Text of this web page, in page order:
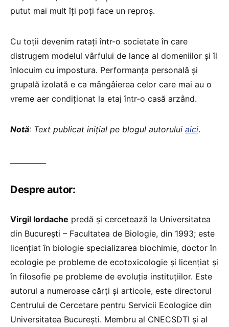
putut mai mult îți poți face un reproș.
Cu toții devenim ratați într-o societate în care
distrugem modelul vârfului de lance al domeniilor și îl
înlocuim cu impostura. Performanța personală și
grupală izolată e ca mângâierea celor care mai au o
vreme aer condiționat la etaj într-o casă arzând.
Notă: Text publicat inițial pe blogul autorului aici.
Despre autor:
Virgil Iordache predă și cercetează la Universitatea
din București – Facultatea de Biologie, din 1993; este
licențiat în biologie specializarea biochimie, doctor în
ecologie pe probleme de ecotoxicologie și licențiat și
în filosofie pe probleme de evoluția instituțiilor. Este
autorul a numeroase cărți și articole, este directorul
Centrului de Cercetare pentru Servicii Ecologice din
Universitatea București. Membru al CNECSDTI și al